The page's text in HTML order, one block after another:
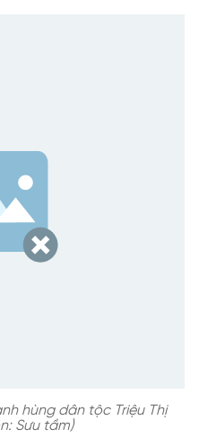
hùng dân tộc Triệu Thị
Sưu tầm)